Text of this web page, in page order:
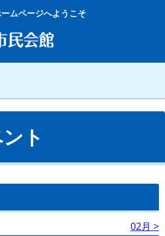
ムページへようこそ
ト
02月 >